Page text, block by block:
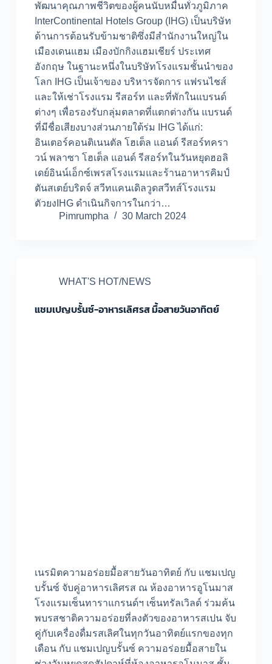
พัฒนาคุณภาพชีวิตของผู้คนนับหมื่นทั่วภูมิภาค
InterContinental Hotels Group (IHG) เป็นบริษัท
ด้านการต้อนรับข้ามชาติซึ่งมีสำนักงานใหญ่ใน
เมืองเดนแฮม เมืองบักกิงแฮมเชียร์ ประเทศ
อังกฤษ ในฐานะหนึ่งในบริษัทโรงแรมชั้นนำของ
โลก IHG เป็นเจ้าของ บริหารจัดการ แฟรนไชส์
และให้เช่าโรงแรม รีสอร์ท และที่พักในแบรนด์
ต่างๆ เพื่อรองรับกลุ่มตลาดที่แตกต่างกัน แบรนด์
ที่มีชื่อเสียงบางส่วนภายใต้ร่ม IHG ได้แก่:
อินเตอร์คอนติเนนตัล โฮเต็ล แอนด์ รีสอร์ทครา
วน์ พลาซา โฮเต็ล แอนด์ รีสอร์ทในวันหยุดฮอลิ
เดย์อินน์เอ็กซ์เพรสโรงแรมและร้านอาหารคิมป์
ตันสเตย์บริดจ์ สวีทแคนเดิลวูดสวีทส์โรงแรม
ตัวยงIHG ดำเนินกิจการในกว่า…
Pimrumpha
30 March 2024
WHAT'S HOT/NEWS
แชมเปญบรั้นซ์-อาหารเลิศรส มื้อสายวันอาทิตย์
เนรมิตความอร่อยมื้อสายวันอาทิตย์ กับ แชมเปญ
บรั้นซ์ จับคู่อาหารเลิศรส ณ ห้องอาหารอูโนมาส
โรงแรมเซ็นทาราแกรนด์ฯ เซ็นทรัลเวิลด์ ร่วมค้น
พบรสชาติความอร่อยที่ลงตัวของอาหารสเปน จับ
คู่กับเครื่องดื่มรสเลิศในทุกวันอาทิตย์แรกของทุก
เดือน กับ แชมเปญบรั้นซ์ ความอร่อยมื้อสายใน